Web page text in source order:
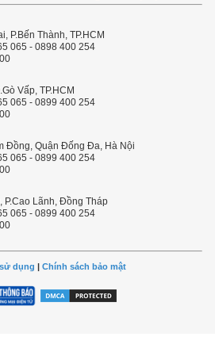
P.Bến Thành, TP.HCM
065 - 0898 400 254
Vấp, TP.HCM
065 - 0899 400 254
Đồng, Quận Đống Đa, Hà Nội
065 - 0899 400 254
P.Cao Lãnh, Đồng Tháp
065 - 0899 400 254
dụng | Chính sách bảo mật